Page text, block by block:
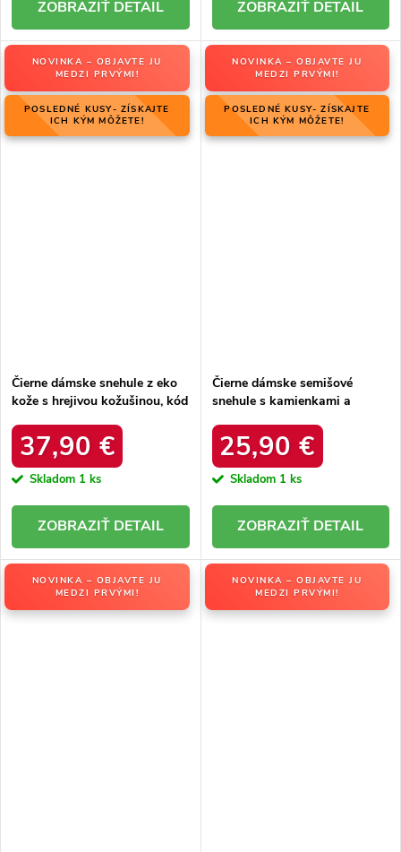
DETAIL DETAIL
NOVINKA – OBJAVTE JU
MEDZI PRVÝMI!
POSLEDNÉ KUSY- ZÍSKAJTE
ICH KÝM MÔŽETE!
Čierne dámske snehule z eko
kože s hrejivou kožušinou, kód
BLACK
37,90 €
Skladom 1 ks
DETAIL
NOVINKA – OBJAVTE JU
MEDZI PRVÝMI!
POSLEDNÉ KUSY- ZÍSKAJTE
ICH KÝM MÔŽETE!
Čierne dámske semišové
snehule s kamienkami a
W8009 BLACK
25,90 €
Skladom 1 ks
DETAIL
NOVINKA – OBJAVTE JU
MEDZI PRVÝMI!
NOVINKA – OBJAVTE JU
MEDZI PRVÝMI!